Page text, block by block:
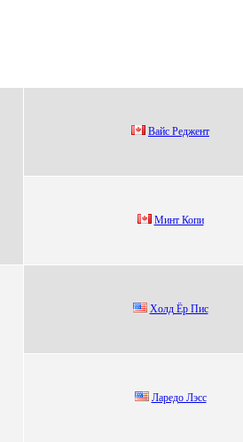
Bайс Peджeнт
Mинт Копи
Xолд Ёр Пиc
Лapедо Лэcc